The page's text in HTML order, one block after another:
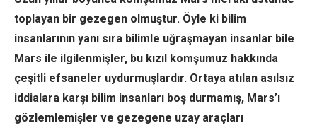
toplayan bir gezegen olmuştur. Öyle ki bilim
insanlarının yanı sıra bilimle uğraşmayan insanlar bile
Mars ile ilgilenmişler, bu kızıl komşumuz hakkında
çeşitli efsaneler uydurmuşlardır. Ortaya atılan asılsız
iddialara karşı bilim insanları boş durmamış, Mars’ı
gözlemlemişler ve gezegene uzay araçları